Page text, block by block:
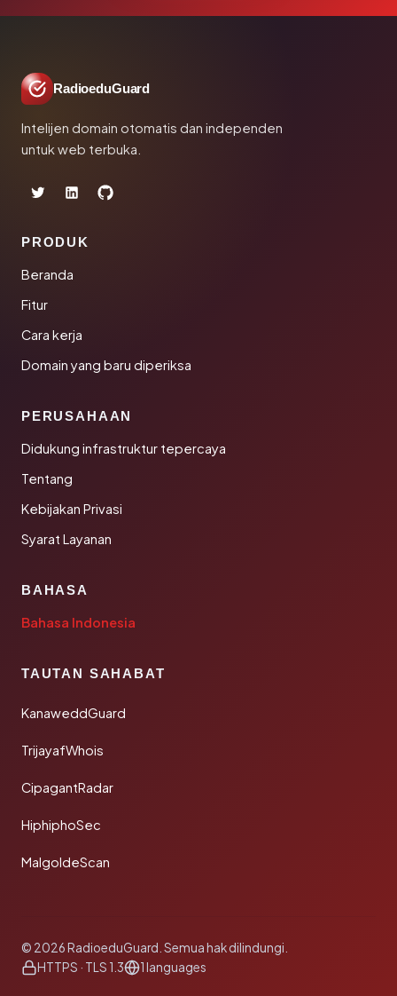
RadioeduGuard
Intelijen domain otomatis dan independen
untuk web terbuka.
PRODUK
Beranda
Fitur
Cara kerja
Domain yang baru diperiksa
PERUSAHAAN
Didukung infrastruktur tepercaya
Tentang
Kebijakan Privasi
Syarat Layanan
BAHASA
Bahasa Indonesia
TAUTAN SAHABAT
KanaweddGuard
TrijayafWhois
CipagantRadar
HiphiphoSec
MalgoldeScan
© 2026 RadioeduGuard. Semua hak dilindungi.
HTTPS · TLS 1.3
1 languages